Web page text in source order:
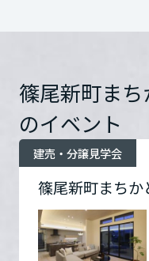
住まいの売却
これから
多彩な動画やこだわりが詰
まいづくりを楽しく学べる
これから土地活
に役立つ多彩な情報を幅広
これからリ
実例動画や基礎知識、収納
ームの具体策とアイデアを
ホームラウンジ リフォーム
すべてのフィールドに新し
のまちづくりを実現していき
ミサワゼネラルソリュー
ミサワホームオーナーさま
ームを結ぶコミュニケーシ
ツや、ミサワホームからの
ミサワオーナーズクラブ
採用情報
新卒者採用
中途採用
障がい者採用
篠尾新町ま
のイベント
篠尾新町まち
建売・分譲見学会
茨城県
栃木県
群馬県
開催場所
お問い合